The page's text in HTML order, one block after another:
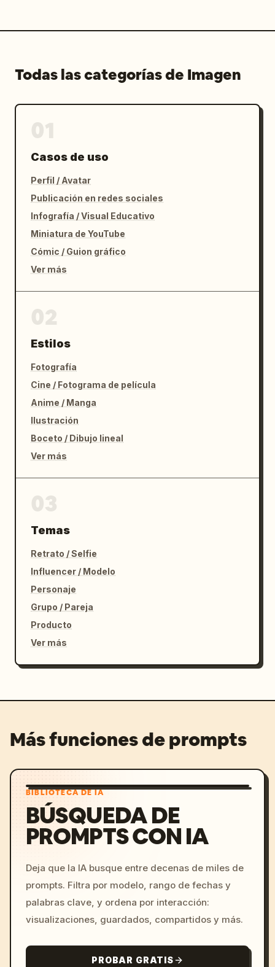
Todas las categorías de Imagen
Casos de uso
Perfil / Avatar
Publicación en redes sociales
Infografía / Visual Educativo
Miniatura de YouTube
Cómic / Guion gráfico
Ver más
Estilos
Fotografía
Cine / Fotograma de película
Anime / Manga
Ilustración
Boceto / Dibujo lineal
Ver más
Temas
Retrato / Selfie
Influencer / Modelo
Personaje
Grupo / Pareja
Producto
Ver más
Más funciones de prompts
BIBLIOTECA DE IA
BÚSQUEDA DE
PROMPTS CON IA
Deja que la IA busque entre decenas de miles de
prompts. Filtra por modelo, rango de fechas y
palabras clave, y ordena por interacción:
visualizaciones, guardados, compartidos y más.
PROBAR GRATIS